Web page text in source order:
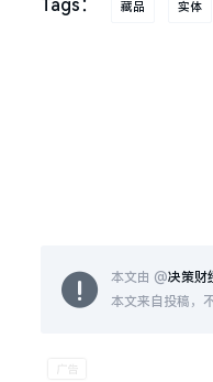
Tags： 藏品 实体
本文由 @决策财
本文来自投稿，